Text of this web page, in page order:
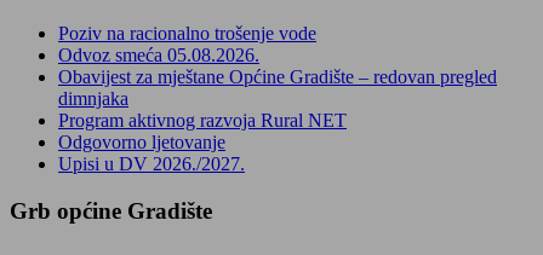
Poziv na racionalno trošenje vode
Odvoz smeća 05.08.2026.
Obavijest za mještane Općine Gradište – redovan pregled
dimnjaka
Program aktivnog razvoja Rural NET
Odgovorno ljetovanje
Upisi u DV 2026./2027.
Grb općine Gradište